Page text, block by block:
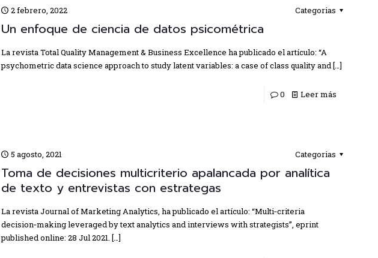
2 febrero, 2022 Categorias
Un enfoque de ciencia de datos psicométrica
La revista Total Quality Management & Business Excellence ha publicado el artículo: “A
psychometric data science approach to study latent variables: a case of class quality and[…]
0 Leer más
5 agosto, 2021 Categorias
Toma de decisiones multicriterio apalancada por analítica
de texto y entrevistas con estrategas
La revista Journal of Marketing Analytics, ha publicado el artículo: “Multi‑criteria
decision‑making leveraged by text analytics and interviews with strategists”, eprint
published online: 28 Jul 2021. […]